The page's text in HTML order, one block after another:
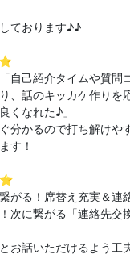
ております♪♪
自己紹介タイムや質問
、話のキッカケ作りを
くなれた♪」
分かるので打ち解け
す！
がる！席替え充実＆連
次に繋がる「連絡先交
お話いただけるよう工